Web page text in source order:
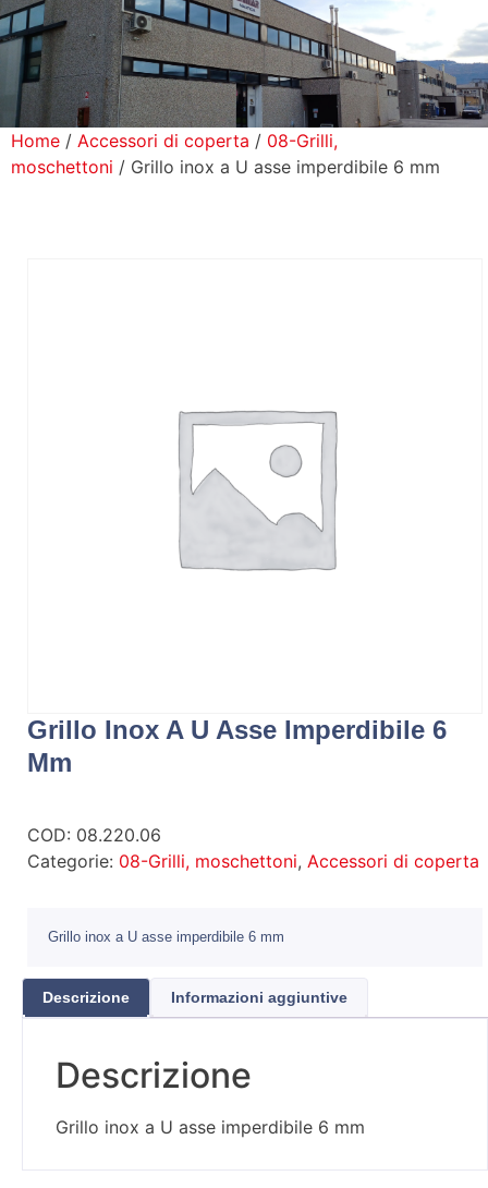
Prodotti
Home / Accessori di coperta / 08-Grilli,
moschettoni / Grillo inox a U asse imperdibile 6 mm
Grillo Inox A U Asse Imperdibile 6
Mm
COD: 08.220.06
Categorie: 08-Grilli, moschettoni, Accessori di coperta
Grillo inox a U asse imperdibile 6 mm
Descrizione Informazioni aggiuntive
Descrizione
Grillo inox a U asse imperdibile 6 mm